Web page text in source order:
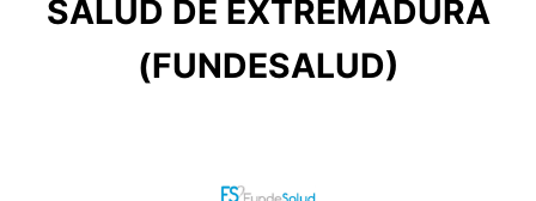
SALUD DE EXTREMADURA
(FUNDESALUD)